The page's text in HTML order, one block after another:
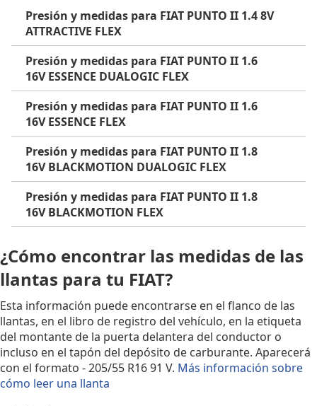
Presión y medidas para FIAT PUNTO II 1.4 8V
ATTRACTIVE FLEX
Presión y medidas para FIAT PUNTO II 1.6
16V ESSENCE DUALOGIC FLEX
Presión y medidas para FIAT PUNTO II 1.6
16V ESSENCE FLEX
Presión y medidas para FIAT PUNTO II 1.8
16V BLACKMOTION DUALOGIC FLEX
Presión y medidas para FIAT PUNTO II 1.8
16V BLACKMOTION FLEX
¿Cómo encontrar las medidas de las
llantas para tu FIAT?
Esta información puede encontrarse en el flanco de las
llantas, en el libro de registro del vehículo, en la etiqueta
del montante de la puerta delantera del conductor o
incluso en el tapón del depósito de carburante. Aparecerá
con el formato - 205/55 R16 91 V. Más información sobre
cómo leer una llanta